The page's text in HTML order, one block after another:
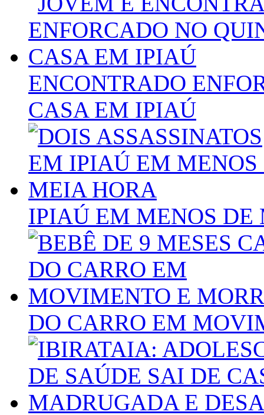
ENCONTRADO
CASA EM IPIAÚ
IPIAÚ EM MENOS DE
DO CARRO EM